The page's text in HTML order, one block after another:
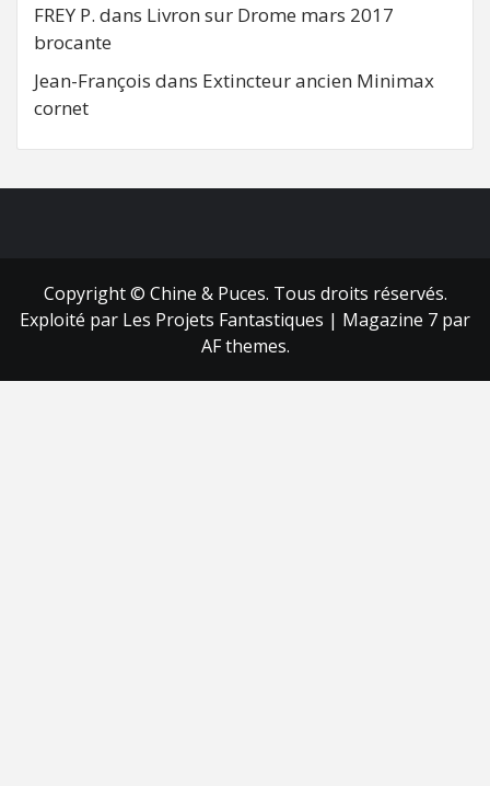
FREY P. dans Livron sur Drome mars 2017
brocante
Jean-François dans Extincteur ancien Minimax
cornet
Copyright © Chine & Puces. Tous droits réservés.
Exploité par Les Projets Fantastiques | Magazine 7 par
AF themes.